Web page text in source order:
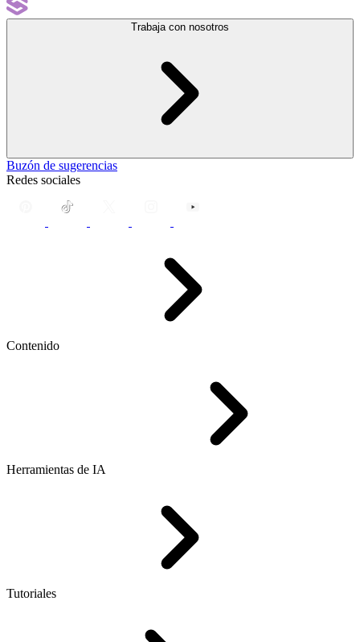
Trabaja con nosotros
Buzón de sugerencias
Redes sociales
Contenido
Herramientas de IA
Tutoriales